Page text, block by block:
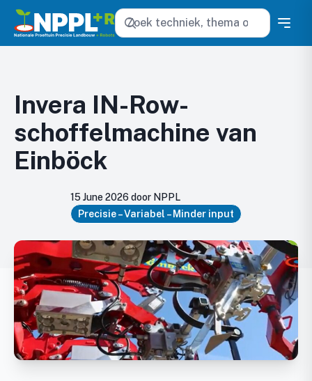
Zoeken
Invera IN-Row-
schoffelmachine van
Einböck
15 June 2026 door NPPL
Precisie – Variabel – Minder input